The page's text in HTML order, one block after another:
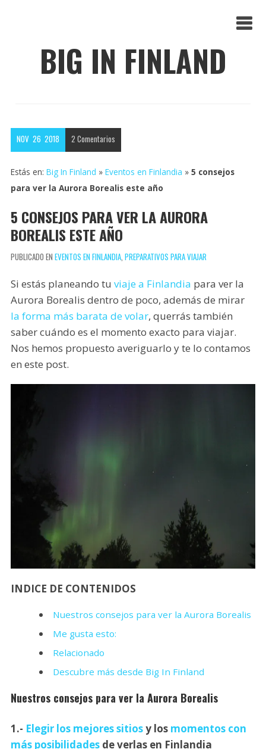
BIG IN FINLAND
NOV 26 2018 2 Comentarios
Estás en: Big In Finland » Eventos en Finlandia » 5 consejos
para ver la Aurora Borealis este año
5 CONSEJOS PARA VER LA AURORA
BOREALIS ESTE AÑO
PUBLICADO EN EVENTOS EN FINLANDIA, PREPARATIVOS PARA VIAJAR
Si estás planeando tu viaje a Finlandia para ver la
Aurora Borealis dentro de poco, además de mirar
la forma más barata de volar, querrás también
saber cuándo es el momento exacto para viajar.
Nos hemos propuesto averiguarlo y te lo contamos
en este post.
INDICE DE CONTENIDOS
Nuestros consejos para ver la Aurora Borealis
Me gusta esto:
Relacionado
Descubre más desde Big In Finland
Nuestros consejos para ver la Aurora Borealis
1.- Elegir los mejores sitiosy los momentos con
más posibilidadesde verlas en Finlandia